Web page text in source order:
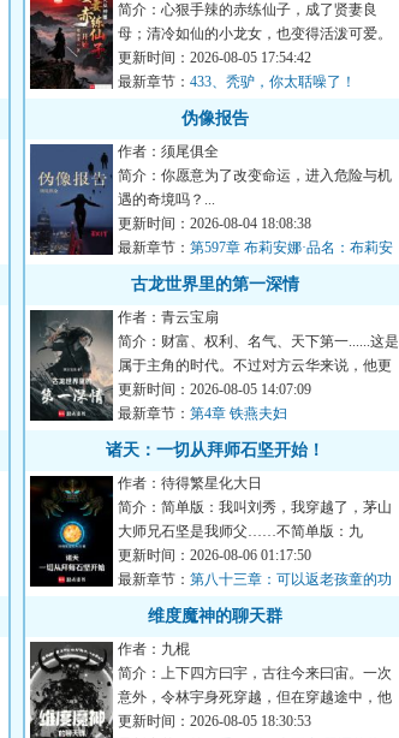
简介：心狠手辣的赤练仙子，成了贤妻良
母；清冷如仙的小龙女，也变得活泼可爱。
还有杨过……看着自家这个...
更新时间：2026-08-05 17:54:42
最新章节： 433、秃驴，你太聒噪了！
伪像报告
作者：须尾俱全
简介：你愿意为了改变命运，进入危险与机
遇的奇境吗？...
更新时间：2026-08-04 18:08:38
最新章节： 第597章 布莉安娜·品名：布莉安
娜·韦
古龙世界里的第一深情
作者：青云宝扇
简介：财富、权利、名气、天下第一......这是
属于主角的时代。不过对方云华来说，他更
喜欢坐看主角翻雨覆...
更新时间：2026-08-05 14:07:09
最新章节： 第4章 铁燕夫妇
诸天：一切从拜师石坚开始！
作者：待得繁星化大日
简介：简单版：我叫刘秀，我穿越了，茅山
大师兄石坚是我师父……不简单版：九
叔：“什么符道大成！我看你...
更新时间：2026-08-06 01:17:50
最新章节： 第八十三章：可以返老孩童的功
法！（求订阅！）
维度魔神的聊天群
作者：九棍
简介：上下四方曰宇，古往今来曰宙。一次
意外，令林宇身死穿越，但在穿越途中，他
又意外撞上了一个刚刚孕...
更新时间：2026-08-05 18:30:53